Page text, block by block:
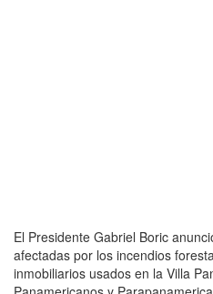
El Presidente Gabriel Boric
afectadas por los incendios
inmobiliarios usados en la Villa